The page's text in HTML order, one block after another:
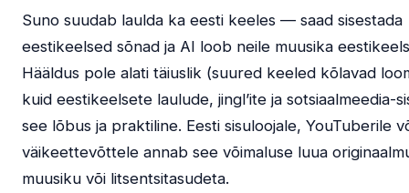
Suno suudab laulda ka eesti keeles — saad sisestada
eestikeelsed sõnad ja AI loob neile muusika
Hääldus pole alati täiuslik (suured keeled kõlavad
kuid eestikeelsete laulude, jingl’ite ja sotsiaalmeedia-
see lõbus ja praktiline. Eesti sisuloojale, YouTuberile
väikeettevõttele annab see võimaluse luua
muusiku või litsentsitasudeta.